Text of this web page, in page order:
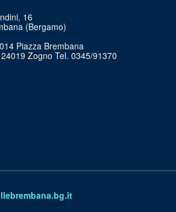
16
(Bergamo)
Piazza Brembana
Zogno Tel. 0345/91370